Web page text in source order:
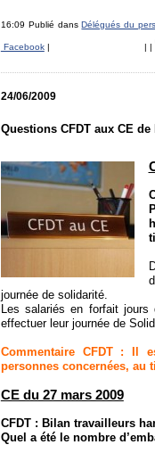
16:09 Publié dansDélégués du
Facebook| | |
24/06/2009
Questions CFDT aux CE
journée de solidarité.
Les salariés en forfait
effectuer leur journée de
Commentaire CFDT : Il
personnes concernées, au
CE du 27 mars 2009
CFDT : Bilan travailleurs
Quel a été le nombre